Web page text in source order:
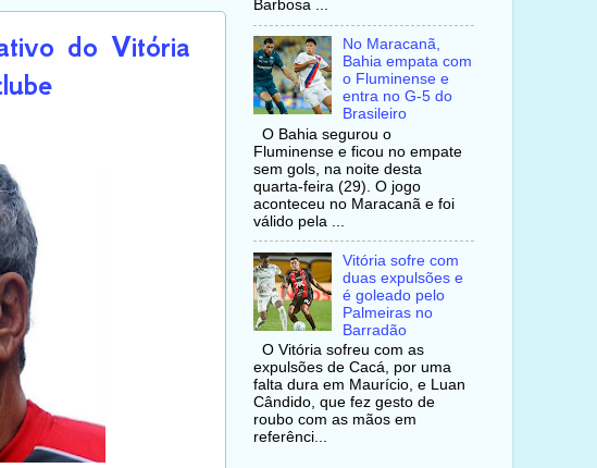
do Vitória
Barbosa ...
No Maracanã,
Bahia empata com
o Fluminense e
entra no G-5 do
Brasileiro
O Bahia segurou o
Fluminense e ficou no empate
sem gols, na noite desta
quarta-feira (29). O jogo
aconteceu no Maracanã e foi
válido pela ...
Vitória sofre com
duas expulsões e
é goleado pelo
Palmeiras no
Barradão
O Vitória sofreu com as
expulsões de Cacá, por uma
falta dura em Maurício, e Luan
Cândido, que fez gesto de
roubo com as mãos em
referênci...